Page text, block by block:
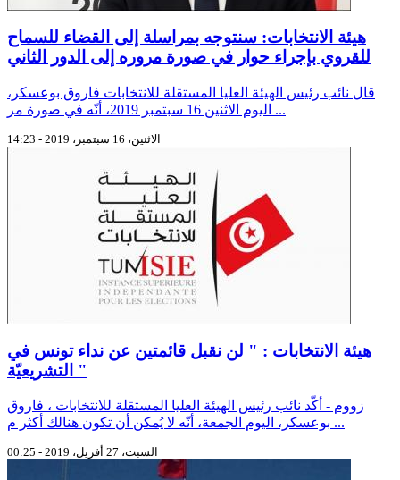
هيئة الانتخابات: سنتوجه بمراسلة إلى القضاء للسماح
للقروي بإجراء حوار في صورة مروره إلى الدور الثاني
قال نائب رئيس الهيئة العليا المستقلة للانتخابات فاروق بوعسكر،
اليوم الاثنين 16 سبتمبر 2019، أنّه في صورة مر ...
الاثنين، 16 سبتمبر، 2019 - 14:23
هيئة الانتخابات : " لن نقبل قائمتين عن نداء تونس في
التشريعيّة "
زووم - أكّد نائب رئيس الهيئة العليا المستقلة للانتخابات ، فاروق
بوعسكر، اليوم الجمعة، أنّه لا يُمكن أن تكون هنالك أكثر م ...
السبت، 27 أفريل، 2019 - 00:25